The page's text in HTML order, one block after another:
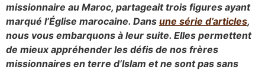
missionnaire au Maroc, partageait trois figures ayant
marqué l’Église marocaine. Dans une série d’articles,
nous vous embarquons à leur suite. Elles permettent
de mieux appréhender les défis de nos frères
missionnaires en terre d’Islam et ne sont pas sans